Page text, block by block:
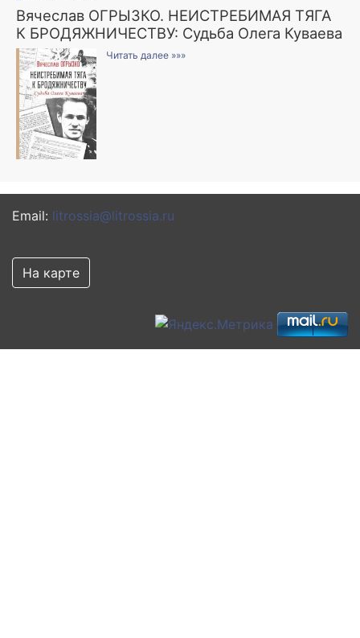
Вячеслав ОГРЫЗКО. НЕИСТРЕБИМАЯ ТЯГА
К БРОДЯЖНИЧЕСТВУ: Судьба Олега Куваева
Читать далее »»»
Email: litrossia@litrossia.ru
На карте